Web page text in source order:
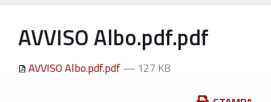
AVVISO Albo.pdf.pdf
AVVISO Albo.pdf.pdf— 127 KB